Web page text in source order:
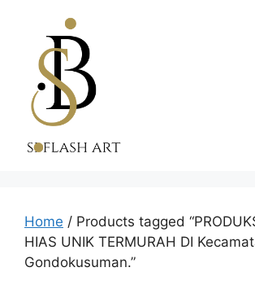
content
Home / Products tagged
HIAS UNIK TERMURAH DI
Gondokusuman.”